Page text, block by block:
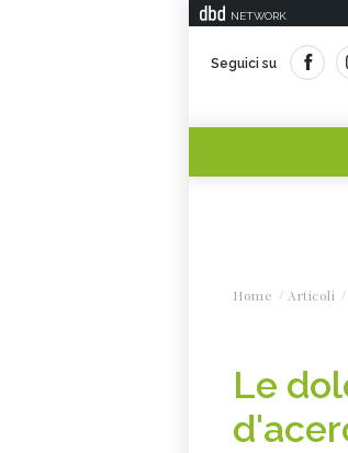
NETWORK
Seguici su
Home Articoli
Le